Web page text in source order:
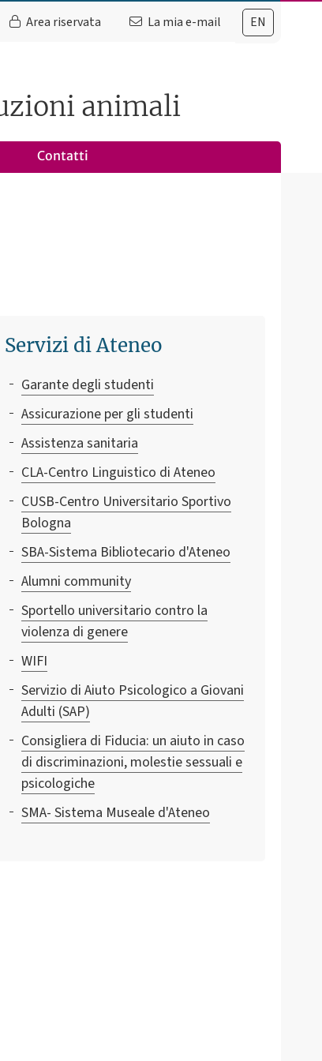
EN
Area riservata La mia e-mail
animali
Contatti
Servizi di Ateneo
Garante degli studenti
Assicurazione per gli studenti
Assistenza sanitaria
CLA-Centro Linguistico di Ateneo
CUSB-Centro Universitario Sportivo
Bologna
SBA-Sistema Bibliotecario d'Ateneo
Alumni community
Sportello universitario contro la
violenza di genere
WIFI
Servizio di Aiuto Psicologico a Giovani
Adulti (SAP)
Consigliera di Fiducia: un aiuto in caso
di discriminazioni, molestie sessuali e
psicologiche
SMA- Sistema Museale d'Ateneo